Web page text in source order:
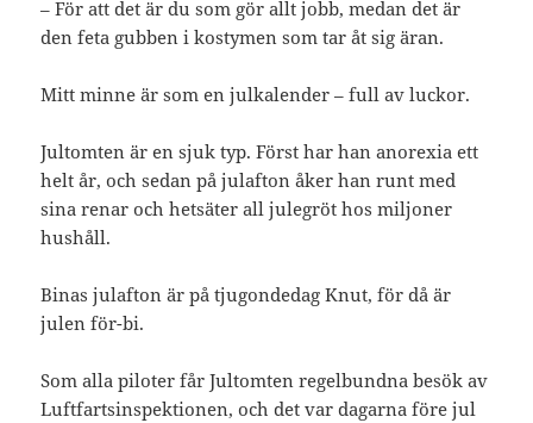
– För att det är du som gör allt jobb, medan det är
den feta gubben i kostymen som tar åt sig äran.
Mitt minne är som en julkalender – full av luckor.
Jultomten är en sjuk typ. Först har han anorexia ett
helt år, och sedan på julafton åker han runt med
sina renar och hetsäter all julegröt hos miljoner
hushåll.
Binas julafton är på tjugondedag Knut, för då är
julen för-bi.
Som alla piloter får Jultomten regelbundna besök av
Luftfartsinspektionen, och det var dagarna före jul